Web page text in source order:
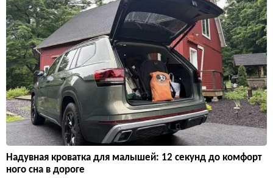
Надувная кроватка для малышей: 12 секунд до комфорт
ного сна в дороге